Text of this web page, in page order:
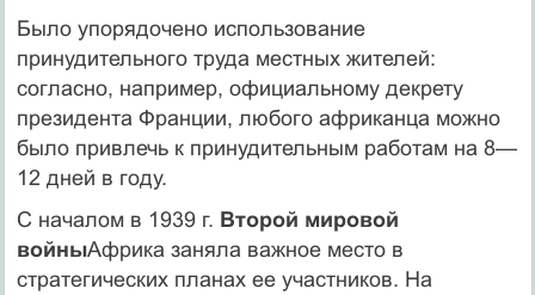
Было упорядочено использование
принудительного труда местных жителей:
согласно, например, официальному декрету
президента Франции, любого африканца можно
было привлечь к принудитель­ным работам на 8—
12 дней в году.
С началом в 1939 г. Второй мировой
войныАфрика заняла важное место в
стратегических планах ее участников. На